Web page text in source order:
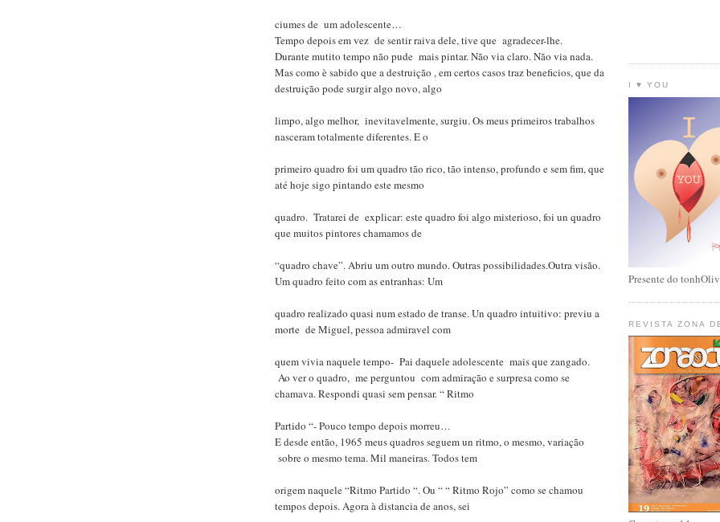
ciumes de um adolescente…
Tempo depois em vez de sentir raiva dele, tive que agradecer-lhe.
Durante mutito tempo não pude mais pintar. Não via claro. Não via nada.
Mas como è sabido que a destruição , em certos casos traz beneficios, que da
destruição pode surgir algo novo, algo
limpo, algo melhor, inevitavelmente, surgiu. Os meus primeiros trabalhos
nasceram totalmente diferentes. E o
primeiro quadro foi um quadro tão rico, tão intenso, profundo e sem fim, que
até hoje sigo pintando este mesmo
quadro. Tratarei de explicar: este quadro foi algo misterioso, foi un quadro
que muitos pintores chamamos de
“quadro chave”. Abriu um outro mundo. Outras possibilidades.Outra visão.
Um quadro feito com as entranhas: Um
quadro realizado quasi num estado de transe. Un quadro intuitivo: previu a
morte de Miguel, pessoa admiravel com
quem vivia naquele tempo- Pai daquele adolescente mais que zangado.
Ao ver o quadro, me perguntou com admiração e surpresa como se
chamava. Respondi quasi sem pensar. “ Ritmo
Partido “- Pouco tempo depois morreu…
E desde então, 1965 meus quadros seguem un ritmo, o mesmo, variação
sobre o mesmo tema. Mil maneiras. Todos tem
origem naquele “Ritmo Partido “. Ou “ “ Ritmo Rojo” como se chamou
tempos depois. Agora à distancia de anos, sei
I ♥ YOU
Presente do
REVISTA ZONA